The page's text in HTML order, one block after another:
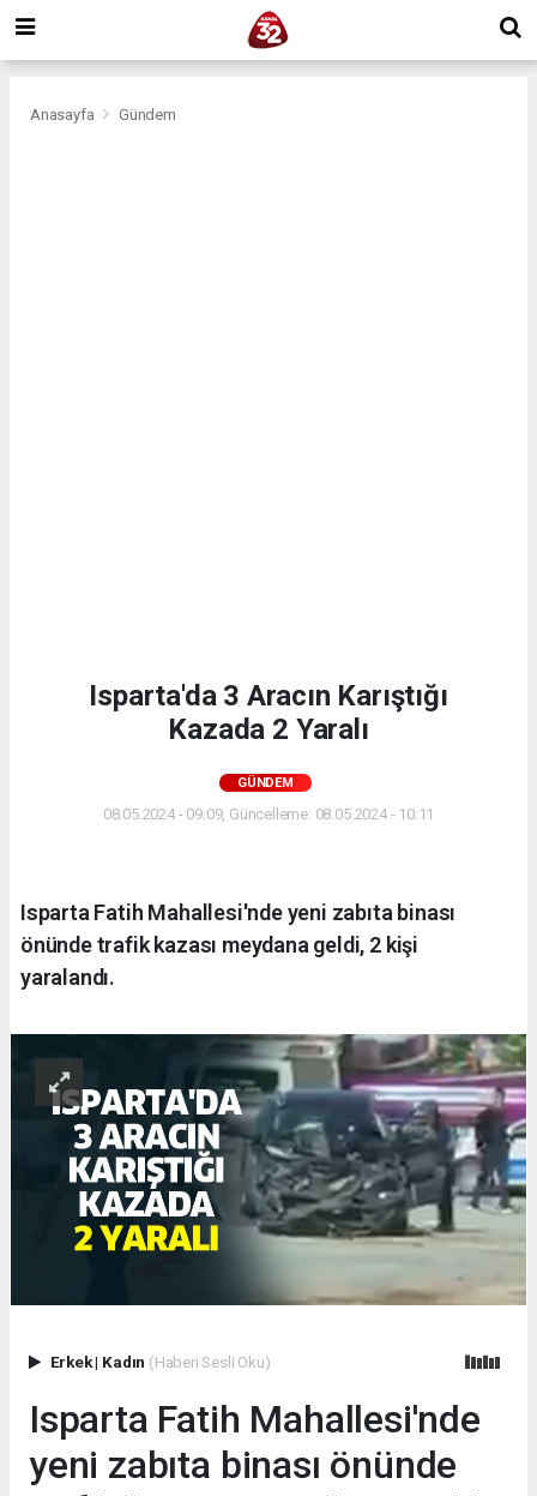
Anasayfa Gündem
Isparta'da 3 Aracın Karıştığı
Kazada 2 Yaralı
GÜNDEM
08.05.2024 - 09:09, Güncelleme: 08.05.2024 - 10:11
Isparta Fatih Mahallesi'nde yeni zabıta binası
önünde trafik kazası meydana geldi, 2 kişi
yaralandı.
Erkek| Kadın (Haberi Sesli Oku)
Isparta Fatih Mahallesi'nde
yeni zabıta binası önünde